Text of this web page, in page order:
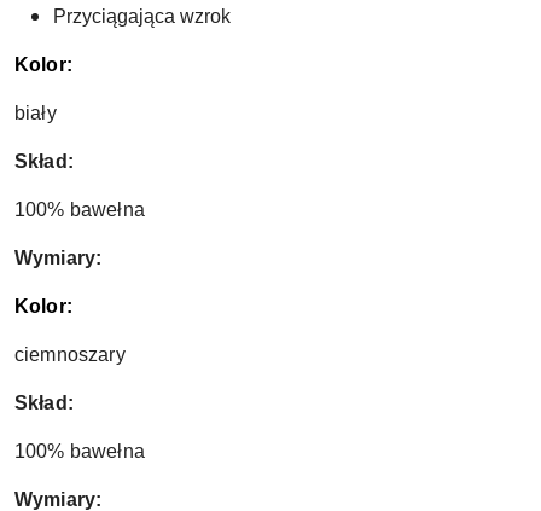
Przyciągająca wzrok
Kolor:
biały
Skład:
100% bawełna
Wymiary:
Kolor:
ciemnoszary
Skład:
100% bawełna
Wymiary: